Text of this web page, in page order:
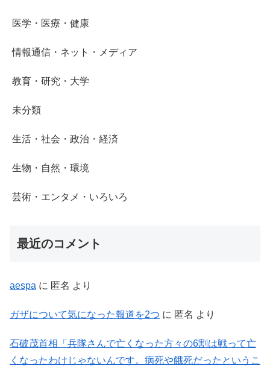
医学・医療・健康
情報通信・ネット・メディア
教育・研究・大学
未分類
生活・社会・政治・経済
生物・自然・環境
芸術・エンタメ・いろいろ
最近のコメント
aespa に 匿名 より
ガザについて気になった報道を2つ に 匿名 より
石破茂首相「兵隊さんで亡くなった方々の6割は戦って亡
くなったわけじゃないんです。病死や餓死だったというこ